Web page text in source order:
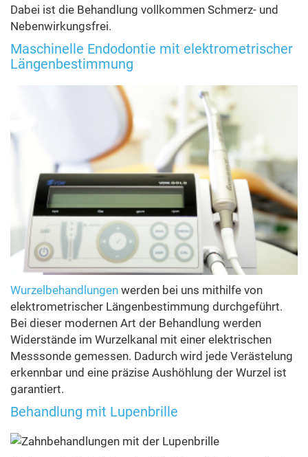
Dabei ist die Behandlung vollkommen Schmerz- und
Nebenwirkungsfrei.
Maschinelle Endodontie mit elektrometrischer
Längenbestimmung
Wurzelbehandlungen werden bei uns mithilfe von
elektrometrischer Längenbestimmung durchgeführt.
Bei dieser modernen Art der Behandlung werden
Widerstände im Wurzelkanal mit einer elektrischen
Messsonde gemessen. Dadurch wird jede Verästelung
erkennbar und eine präzise Aushöhlung der Wurzel ist
garantiert.
Behandlung mit Lupenbrille